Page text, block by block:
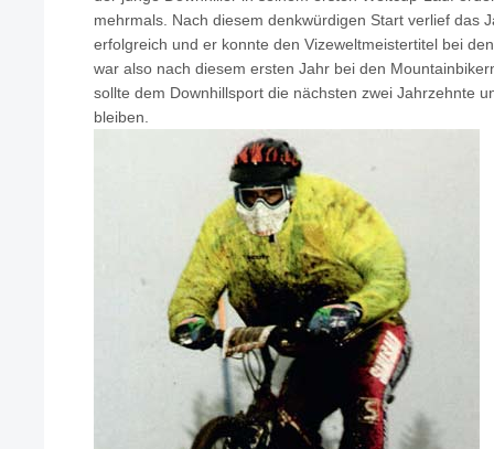
mehrmals. Nach diesem denkwürdigen Start verlief das
erfolgreich und er konnte den Vizeweltmeistertitel bei
war also nach diesem ersten Jahr bei den
sollte dem Downhillsport die nächsten zwei Jahrzehnte
bleiben.